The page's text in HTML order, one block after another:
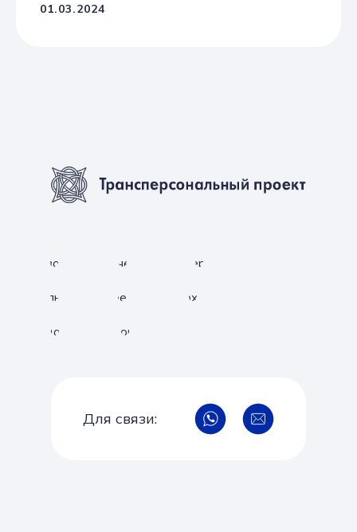
01.03.2024
Новости Обучение Конференции
Фильмы Проекты Архив
Издания Персоналии
Для связи: